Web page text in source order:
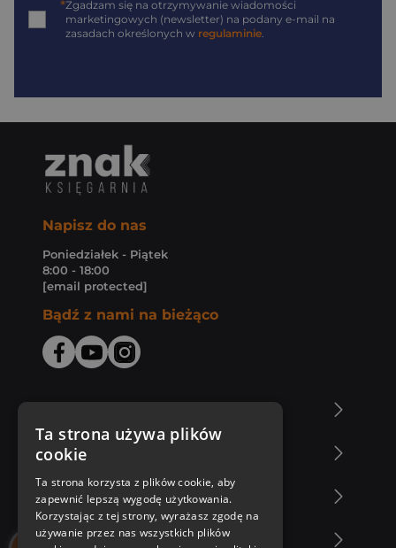
*Zgadzam się na otrzymywanie wiadomości
marketingowych (newsletter) na podany e-mail na
zasadach określonych w regulaminie
Napisz do nas
Poniedziałek - Piątek
8:00 - 18:00
[email protected]
Bądź z nami na bieżąco
Zakupy u nas
Nasza oferta
Nasi autorzy
Ta strona używa plików
cookie
Ta strona korzysta z plików cookie, aby
zapewnić lepszą wygodę użytkowania.
Korzystając z tej strony, wyrażasz zgodę na
używanie przez nas wszystkich plików